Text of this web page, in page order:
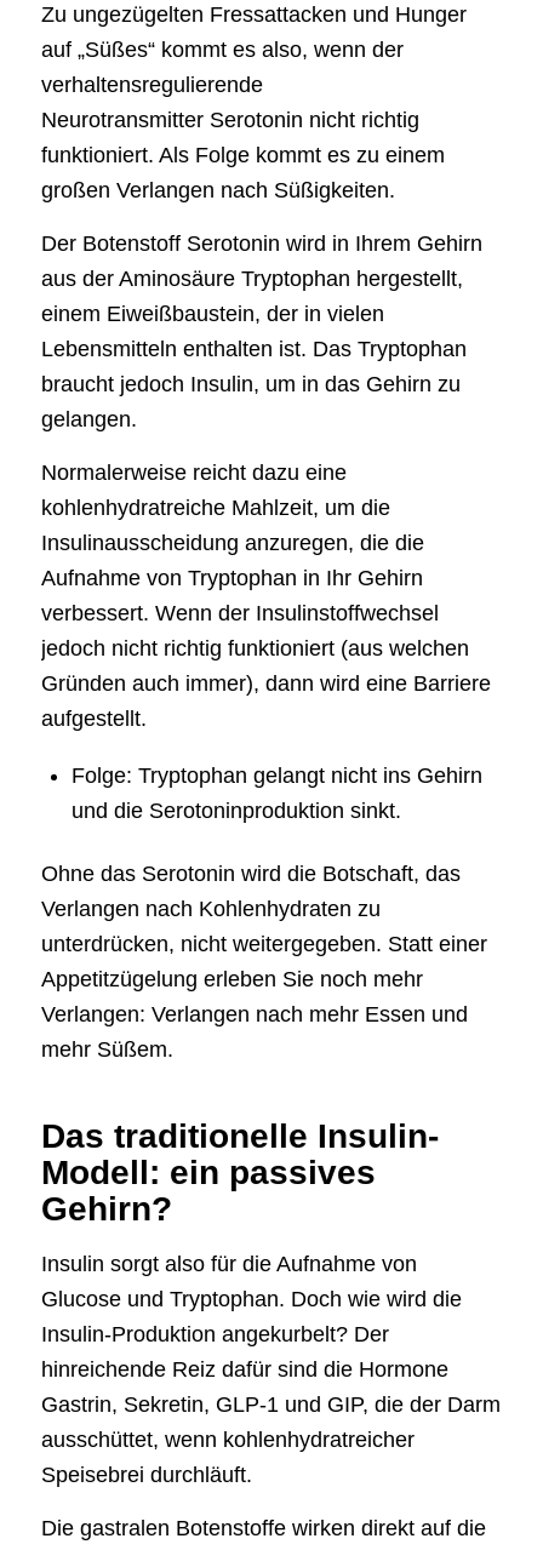
Zu ungezügelten Fressattacken und Hunger
auf „Süßes“ kommt es also, wenn der
verhaltensregulierende
Neurotransmitter Serotonin nicht richtig
funktioniert. Als Folge kommt es zu einem
großen Verlangen nach Süßigkeiten.
Der Botenstoff Serotonin wird in Ihrem Gehirn
aus der Aminosäure Tryptophan hergestellt,
einem Eiweißbaustein, der in vielen
Lebensmitteln enthalten ist. Das Tryptophan
braucht jedoch Insulin, um in das Gehirn zu
gelangen.
Normalerweise reicht dazu eine
kohlenhydratreiche Mahlzeit, um die
Insulinausscheidung anzuregen, die die
Aufnahme von Tryptophan in Ihr Gehirn
verbessert. Wenn der Insulinstoffwechsel
jedoch nicht richtig funktioniert (aus welchen
Gründen auch immer), dann wird eine Barriere
aufgestellt.
Folge: Tryptophan gelangt nicht ins Gehirn
und die Serotoninproduktion sinkt.
Ohne das Serotonin wird die Botschaft, das
Verlangen nach Kohlenhydraten zu
unterdrücken, nicht weitergegeben. Statt einer
Appetitzügelung erleben Sie noch mehr
Verlangen: Verlangen nach mehr Essen und
mehr Süßem.
Das traditionelle Insulin-
Modell: ein passives
Gehirn?
Insulin sorgt also für die Aufnahme von
Glucose und Tryptophan. Doch wie wird die
Insulin-Produktion angekurbelt? Der
hinreichende Reiz dafür sind die Hormone
Gastrin, Sekretin, GLP-1 und GIP, die der Darm
ausschüttet, wenn kohlenhydratreicher
Speisebrei durchläuft.
Die gastralen Botenstoffe wirken direkt auf die